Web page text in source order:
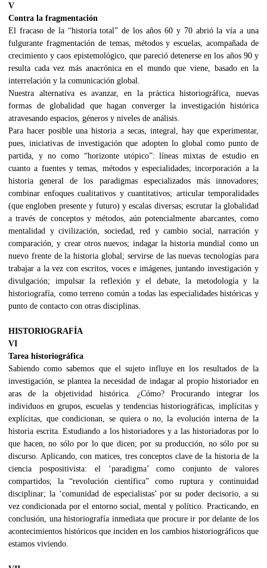
V
Contra la fragmentación
El fracaso de la “historia total” de los años 60 y 70 abrió la vía a una
fulgurante fragmentación de temas, métodos y escuelas, acompañada de
crecimiento y caos epistemológico, que pareció detenerse en los años 90 y
resulta cada vez más anacrónica en el mundo que viene, basado en la
interrelación y la comunicación global.
Nuestra alternativa es avanzar, en la práctica historiográfica, nuevas
formas de globalidad que hagan converger la investigación histórica
atravesando espacios, géneros y niveles de análisis.
Para hacer posible una historia a secas, integral, hay que experimentar,
pues, iniciativas de investigación que adopten lo global como punto de
partida, y no como “horizonte utópico”: líneas mixtas de estudio en
cuanto a fuentes y temas, métodos y especialidades; incorporación a la
historia general de los paradigmas especializados más innovadores;
combinar enfoques cualitativos y cuantitativos; articular temporalidades
(que engloben presente y futuro) y escalas diversas; escrutar la globalidad
a través de conceptos y métodos, aún potencialmente abarcantes, como
mentalidad y civilización, sociedad, red y cambio social, narración y
comparación, y crear otros nuevos; indagar la historia mundial como un
nuevo frente de la historia global; servirse de las nuevas tecnologías para
trabajar a la vez con escritos, voces e imágenes, juntando investigación y
divulgación; impulsar la reflexión y el debate, la metodología y la
historiografía, como terreno común a todas las especialidades históricas y
punto de contacto con otras disciplinas.
HISTORIOGRAFÍA
VI
Tarea historiográfica
Sabiendo como sabemos que el sujeto influye en los resultados de la
investigación, se plantea la necesidad de indagar al propio historiador en
aras de la objetividad histórica. ¿Cómo? Procurando integrar los
individuos en grupos, escuelas y tendencias historiográficas, implícitas y
explícitas, que condicionan, se quiera o no, la evolución interna de la
historia escrita. Estudiando a los historiadores y a las historiadoras por lo
que hacen, no sólo por lo que dicen; por su producción, no sólo por su
discurso. Aplicando, con matices, tres conceptos clave de la historia de la
ciencia pospositivista: el ‘paradigma’ como conjunto de valores
compartidos; la “revolución científica” como ruptura y continuidad
disciplinar; la ‘comunidad de especialistas’ por su poder decisorio, a su
vez condicionada por el entorno social, mental y político. Practicando, en
conclusión, una historiografía inmediata que procure ir por delante de los
acontecimientos históricos que inciden en los cambios historiográficos que
estamos viviendo.